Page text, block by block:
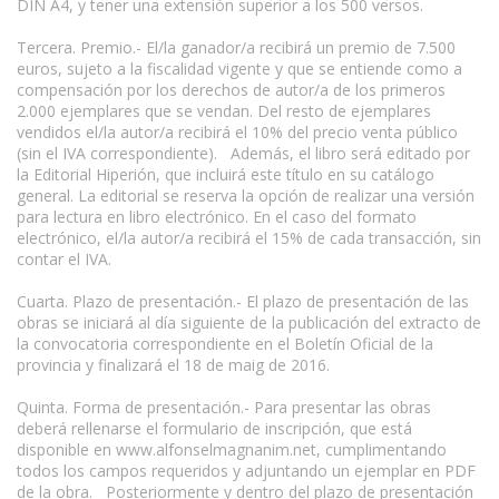
DIN A4, y tener una extensión superior a los 500 versos.
Tercera. Premio.- El/la ganador/a recibirá un premio de 7.500
euros, sujeto a la fiscalidad vigente y que se entiende como a
compensación por los derechos de autor/a de los primeros
2.000 ejemplares que se vendan. Del resto de ejemplares
vendidos el/la autor/a recibirá el 10% del precio venta público
(sin el IVA correspondiente). Además, el libro será editado por
la Editorial Hiperión, que incluirá este título en su catálogo
general. La editorial se reserva la opción de realizar una versión
para lectura en libro electrónico. En el caso del formato
electrónico, el/la autor/a recibirá el 15% de cada transacción, sin
contar el IVA.
Cuarta. Plazo de presentación.- El plazo de presentación de las
obras se iniciará al día siguiente de la publicación del extracto de
la convocatoria correspondiente en el Boletín Oficial de la
provincia y finalizará el 18 de maig de 2016.
Quinta. Forma de presentación.- Para presentar las obras
deberá rellenarse el formulario de inscripción, que está
disponible en www.alfonselmagnanim.net, cumplimentando
todos los campos requeridos y adjuntando un ejemplar en PDF
de la obra. Posteriormente y dentro del plazo de presentación